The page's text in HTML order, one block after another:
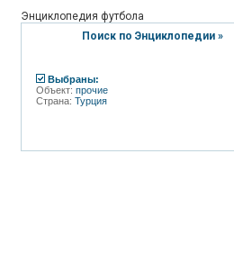
Энциклопедия футбола
Поиск по Энциклопедии »
Выбраны:
Объект: прочие
Страна: Турция